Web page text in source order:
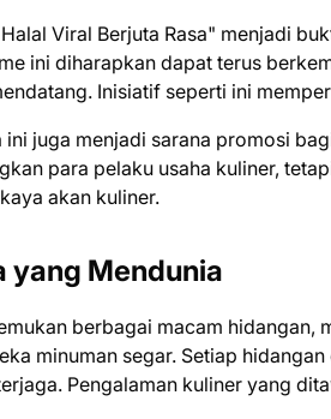
Viral Berjuta Rasa" menjadi
ini diharapkan dapat terus
Inisiatif seperti ini
ini juga menjadi sarana promosi
para pelaku usaha kuliner,
akan kuliner.
yang Mendunia
berbagai macam hidangan,
minuman segar. Setiap
Pengalaman kuliner yang